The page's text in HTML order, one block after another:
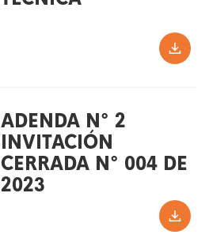
ADENDA N° 2
INVITACIÓN
CERRADA N° 004 DE
2023